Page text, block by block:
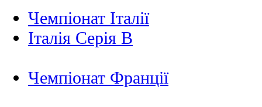
Чемпіонат Італії
Італія Серія B
Чемпіонат Франції